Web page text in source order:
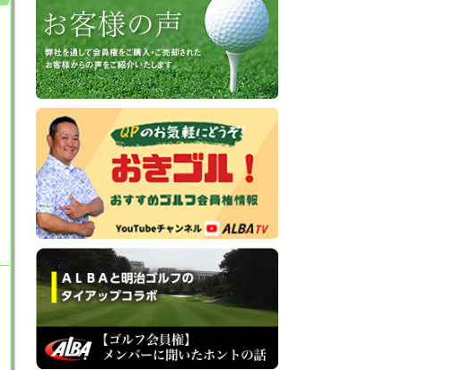
高坂カントリークラブ
160 (正会員)
成田ヒルズカントリークラブ
130(婦人正会員)
成田ヒルズカントリークラブ
100(正会員)
狭山ゴルフ・クラブ
100 (平日会員(土可))
津久井湖ゴルフ倶楽部
80(正会員)
鴻巣カントリークラブ
70(正会員)